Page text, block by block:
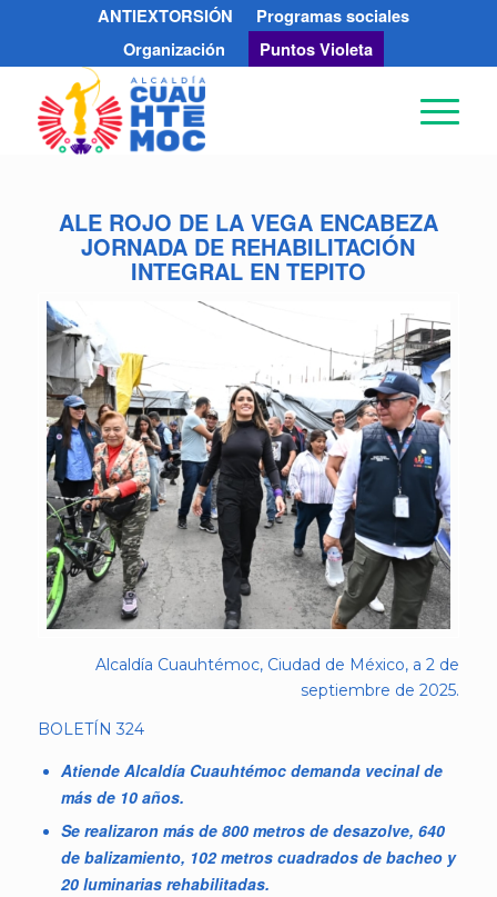
ANTIEXTORSIÓN
Programas sociales
Organización
Puntos Violeta
ALE ROJO DE LA VEGA ENCABEZA
JORNADA DE REHABILITACIÓN
INTEGRAL EN TEPITO
Alcaldía Cuauhtémoc, Ciudad de México, a 2 de
septiembre de 2025.
BOLETÍN 324
Atiende Alcaldía Cuauhtémoc demanda vecinal de
más de 10 años.
Se realizaron más de 800 metros de desazolve, 640
de balizamiento, 102 metros cuadrados de bacheo y
20 luminarias rehabilitadas.